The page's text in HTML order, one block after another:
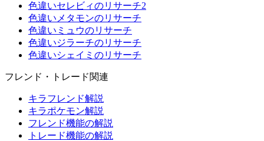
色違いセレビィのリサーチ2
色違いメタモンのリサーチ
色違いミュウのリサーチ
色違いジラーチのリサーチ
色違いシェイミのリサーチ
フレンド・トレード関連
キラフレンド解説
キラポケモン解説
フレンド機能の解説
トレード機能の解説